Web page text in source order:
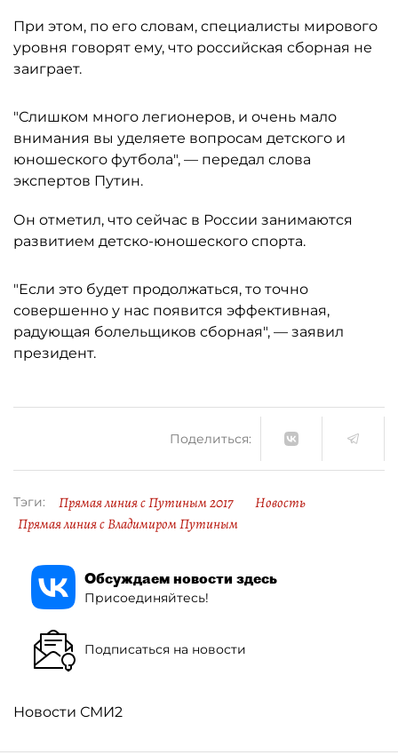
При этом, по его словам, специалисты мирового
уровня говорят ему, что российская сборная не
заиграет.
"Слишком много легионеров, и очень мало
внимания вы уделяете вопросам детского и
юношеского футбола", — передал слова
экспертов Путин.
Он отметил, что сейчас в России занимаются
развитием детско-юношеского спорта.
"Если это будет продолжаться, то точно
совершенно у нас появится эффективная,
радующая болельщиков сборная", — заявил
президент.
Поделиться:
Тэги: Прямая линия с Путиным 2017
Новость
Прямая линия с Владимиром Путиным
Обсуждаем новости здесь
Присоединяйтесь!
Подписаться на новости
Новости СМИ2